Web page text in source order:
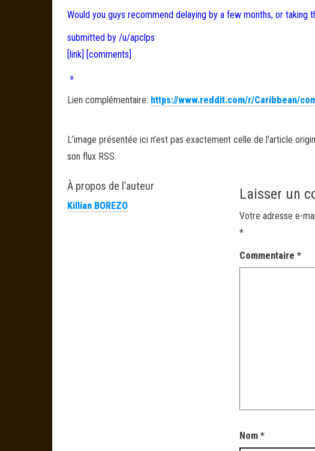
Would you guys recommend delaying by a few months, or taking
submitted by /u/apclps
[link] [comments]
»
Lien complémentaire: https://www.reddit.com/r/Caribbean/
L’image présentée ici n’est pas exactement celle de l’article
son flux RSS.
À propos de l’auteur
Killian BOREZO
Laisser un
Votre adresse e-
*
Commentaire*
Nom*